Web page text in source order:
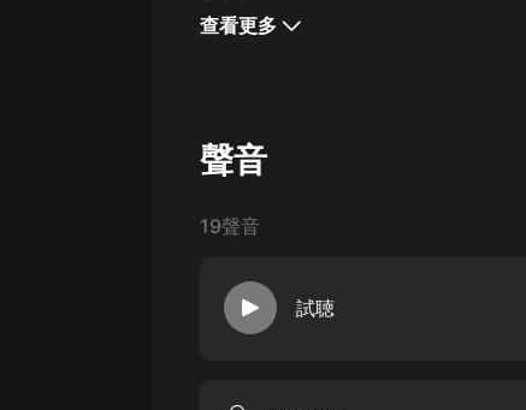
旅遊
其他
查看更多
聲音
19聲音
試聴